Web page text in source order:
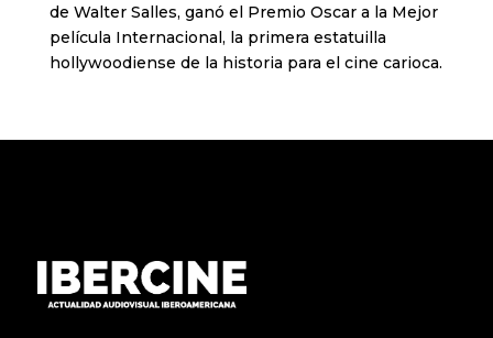
de Walter Salles, ganó el Premio Oscar a la Mejor
película Internacional, la primera estatuilla
hollywoodiense de la historia para el cine carioca.